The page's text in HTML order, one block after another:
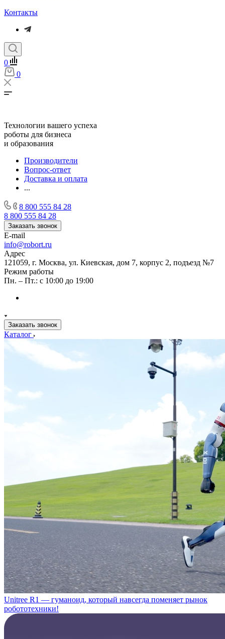
Контакты
0
0
Технологии вашего успеха
роботы для бизнеса
и образования
Производители
Вопрос-ответ
Доставка и оплата
...
8 800 555 84 28
8 800 555 84 28
Заказать звонок
E-mail
info@robort.ru
Адрес
121059, г. Москва, ул. Киевская, дом 7, корпус 2, подъезд №7
Режим работы
Пн. – Пт.: с 10:00 до 19:00
Заказать звонок
Каталог
Unitree R1 — гуманоид, который навсегда поменяет рынок
робототехники!